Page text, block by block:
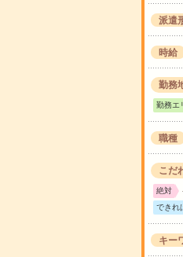
派遣
時給
勤務
勤務エ
職種
こだ
絶対
できれ
キー